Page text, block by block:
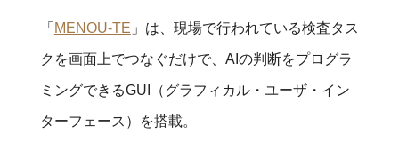
「 MENOU-TE 」は、現場で行われている検査タス
クを画面上でつなぐだけで、AIの判断をプログラ
ミングできるGUI（グラフィカル・ユーザ・イン
ターフェース）を搭載。